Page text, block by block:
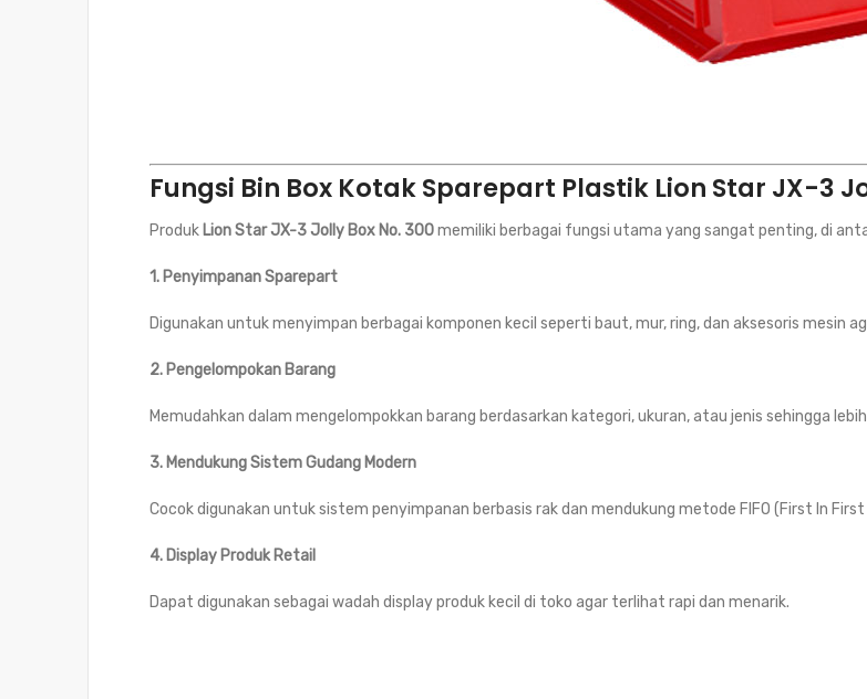
Fungsi Bin Box Kotak Sparepart Plastik Lion Star JX-3
Produk Lion Star JX-3 Jolly Box No. 300memiliki berbagai fungsi utama yang sangat penting, di
1. Penyimpanan Sparepart
Digunakan untuk menyimpan berbagai komponen kecil seperti baut, mur, ring, dan aksesoris mesin
2. Pengelompokan Barang
Memudahkan dalam mengelompokkan barang berdasarkan kategori, ukuran, atau jenis sehingga
3. Mendukung Sistem Gudang Modern
Cocok digunakan untuk sistem penyimpanan berbasis rak dan mendukung metode FIFO (First In First
4. Display Produk Retail
Dapat digunakan sebagai wadah display produk kecil di toko agar terlihat rapi dan menarik.